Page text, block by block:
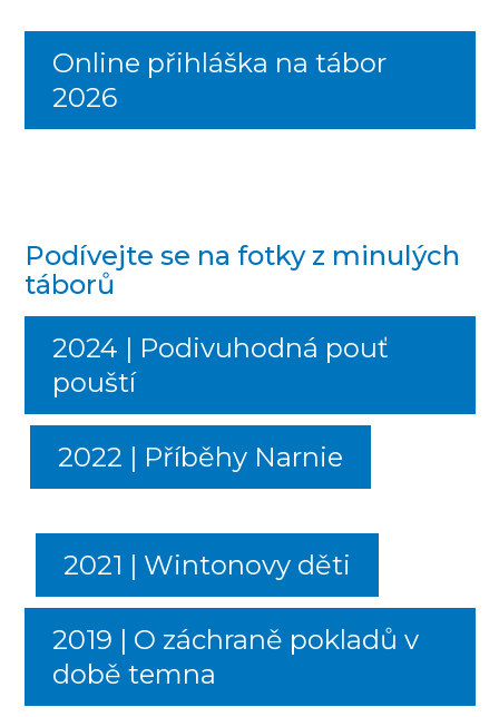
Online přihláška na tábor
2026
Podívejte se na fotky z minulých
táborů
2024 | Podivuhodná pouť
pouští
2022 | Příběhy Narnie
2021 | Wintonovy děti
2019 | O záchraně pokladů v
době temna